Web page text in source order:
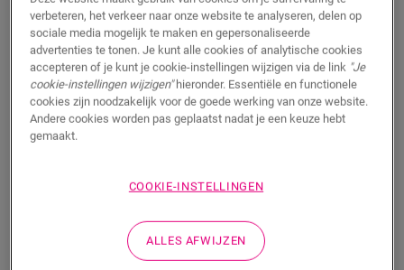
ZOEKEN
Productkenmerken
Een elegante trap creëren die past bij de rest van je interieur is
afstemmen op het design van de Capture-laminaatvloer, ze
plaatsen en schoon te maken. Het is ongetwijfeld de meest
efficiënte manier om je trap te renoveren.
verbeteren, het verkeer naar onze website te analyseren, delen op
sociale media mogelijk te maken en gepersonaliseerde
advertenties te tonen. Je kunt alle cookies of analytische cookies
accepteren of je kunt je cookie-instellingen wijzigen via de link "Je
cookie-instellingen wijzigen"hieronder. Essentiële en functionele
cookies zijn noodzakelijk voor de goede werking van onze website.
Andere cookies worden pas geplaatst nadat je een keuze hebt
gemaakt.
COOKIE-INSTELLINGEN
ALLES AFWIJZEN